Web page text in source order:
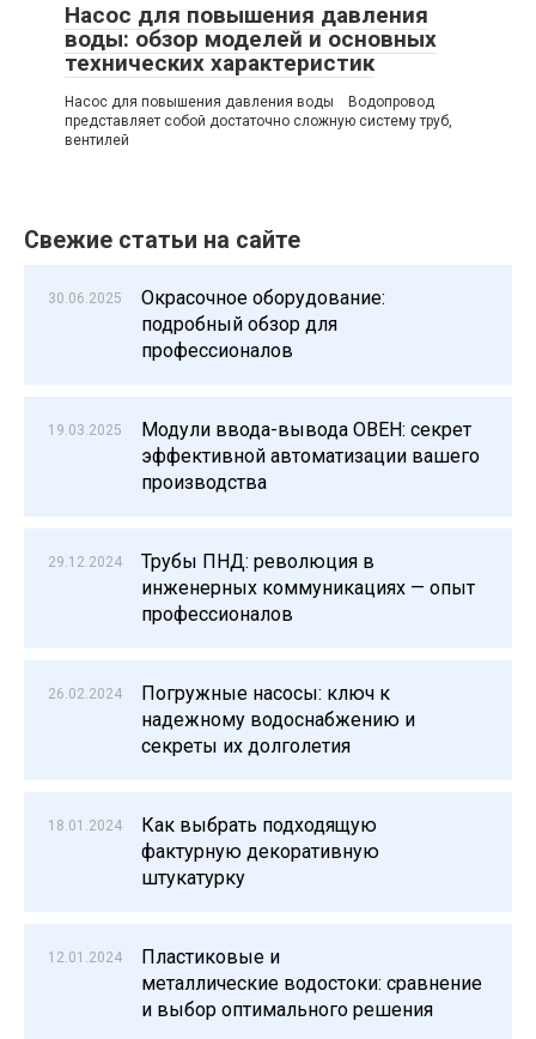
Насос для повышения давления
воды: обзор моделей и основных
технических характеристик
Насос для повышения давления воды Водопровод
представляет собой достаточно сложную систему труб,
вентилей
Свежие статьи на сайте
30.06.2025
Окрасочное оборудование:
подробный обзор для
профессионалов
19.03.2025
Модули ввода-вывода ОВЕН: секрет
эффективной автоматизации вашего
производства
29.12.2024
Трубы ПНД: революция в
инженерных коммуникациях — опыт
профессионалов
26.02.2024
Погружные насосы: ключ к
надежному водоснабжению и
секреты их долголетия
18.01.2024
Как выбрать подходящую
фактурную декоративную
штукатурку
12.01.2024
Пластиковые и
металлические водостоки: сравнение
и выбор оптимального решения